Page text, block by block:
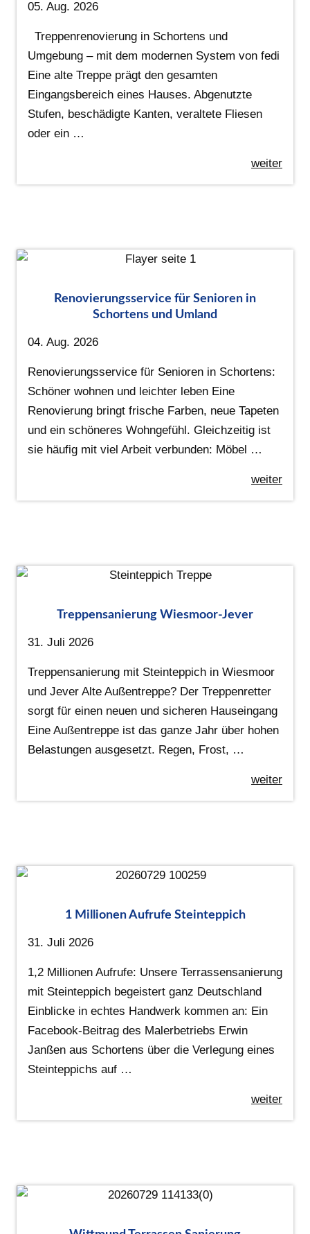
05. Aug. 2026
Treppenrenovierung in Schortens und
Umgebung – mit dem modernen System von fedi
Eine alte Treppe prägt den gesamten
Eingangsbereich eines Hauses. Abgenutzte
Stufen, beschädigte Kanten, veraltete Fliesen
oder ein …
weiter
Renovierungsservice für Senioren in
Schortens und Umland
04. Aug. 2026
Renovierungsservice für Senioren in Schortens:
Schöner wohnen und leichter leben Eine
Renovierung bringt frische Farben, neue Tapeten
und ein schöneres Wohngefühl. Gleichzeitig ist
sie häufig mit viel Arbeit verbunden: Möbel …
weiter
Treppensanierung Wiesmoor-Jever
31. Juli 2026
Treppensanierung mit Steinteppich in Wiesmoor
und Jever Alte Außentreppe? Der Treppenretter
sorgt für einen neuen und sicheren Hauseingang
Eine Außentreppe ist das ganze Jahr über hohen
Belastungen ausgesetzt. Regen, Frost, …
weiter
1 Millionen Aufrufe Steinteppich
31. Juli 2026
1,2 Millionen Aufrufe: Unsere Terrassensanierung
mit Steinteppich begeistert ganz Deutschland
Einblicke in echtes Handwerk kommen an: Ein
Facebook-Beitrag des Malerbetriebs Erwin
Janßen aus Schortens über die Verlegung eines
Steinteppichs auf …
weiter